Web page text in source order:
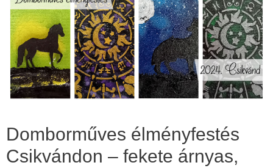
Domborműves élményfestés
Csikvándon – fekete árnyas,